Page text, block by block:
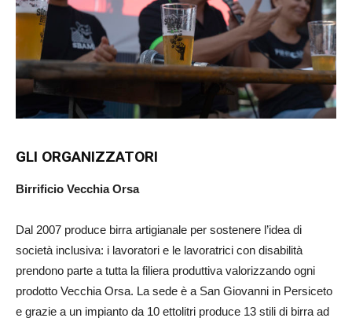
GLI ORGANIZZATORI
Birrificio Vecchia Orsa
Dal 2007 produce birra artigianale per sostenere l’idea di
società inclusiva: i lavoratori e le lavoratrici con disabilità
prendono parte a tutta la filiera produttiva valorizzando ogni
prodotto Vecchia Orsa. La sede è a San Giovanni in Persiceto
e grazie a un impianto da 10 ettolitri produce 13 stili di birra ad